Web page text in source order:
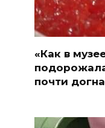
«Как в
почти